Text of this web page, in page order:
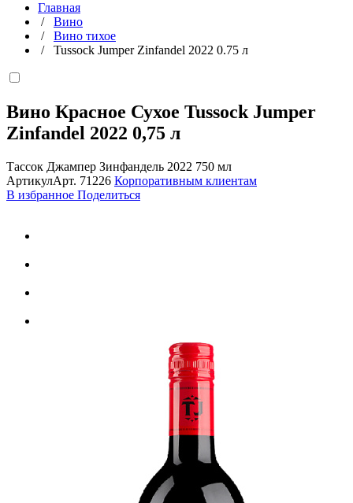
Главная
/ Вино
/ Вино тихое
/ Tussock Jumper Zinfandel 2022 0.75 л
Вино Красное Сухое Tussock Jumper
Zinfandel 2022 0,75 л
Тассок Джампер Зинфандель 2022 750 мл
АртикулАрт. 71226 Корпоративным клиентам
В избранное Поделиться